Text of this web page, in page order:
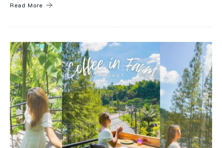
Read More